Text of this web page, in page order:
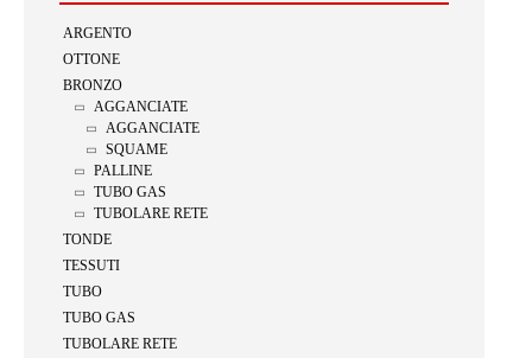
ARGENTO
OTTONE
BRONZO
AGGANCIATE
AGGANCIATE
SQUAME
PALLINE
TUBO GAS
TUBOLARE RETE
TONDE
TESSUTI
TUBO
TUBO GAS
TUBOLARE RETE